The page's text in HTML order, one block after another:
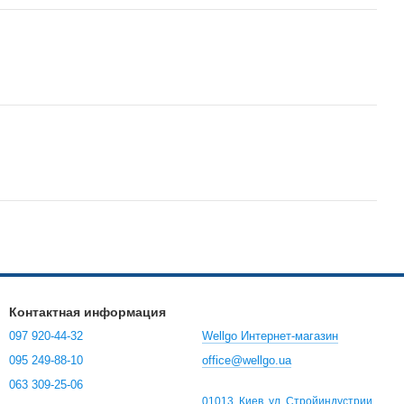
Контактная информация
097 920-44-32
095 249-88-10
063 309-25-06
Wellgo Интернет-магазин
office@wellgo.ua
01013, Киев, ул. Стройиндустрии,